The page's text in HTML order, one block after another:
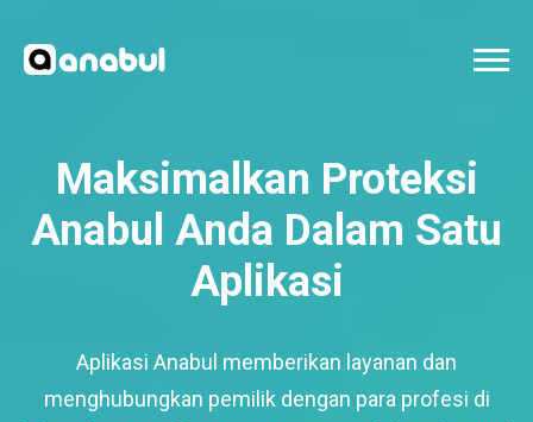
Maksimalkan Proteksi
Anabul Anda Dalam Satu
Aplikasi
Aplikasi Anabul memberikan layanan dan
menghubungkan pemilik dengan para profesi di